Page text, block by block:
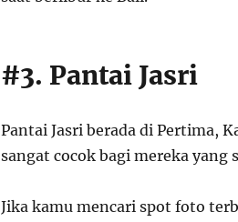
#3. Pantai Jasri
Pantai Jasri berada di Pertima,
sangat cocok bagi mereka yang
Jika kamu mencari spot foto